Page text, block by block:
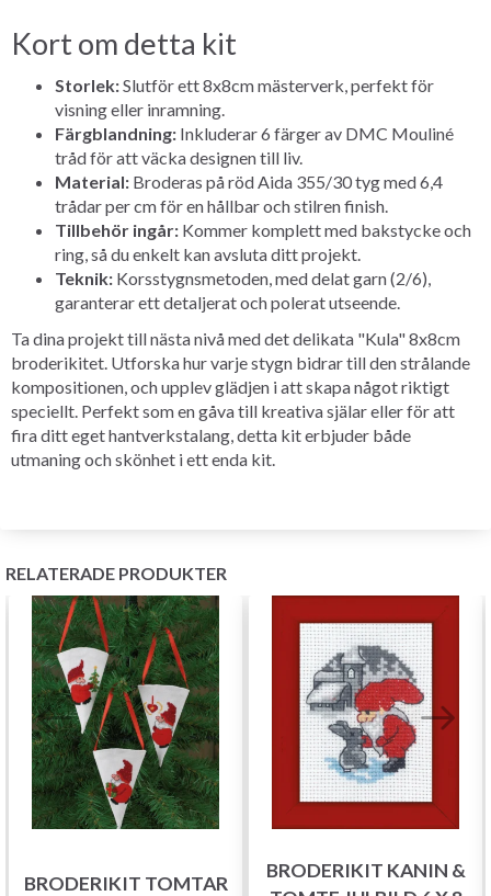
Kort om detta kit
Storlek:Slutför ett 8x8cm mästerverk, perfekt för
visning eller inramning.
Färgblandning: Inkluderar 6 färger av DMC Mouliné
tråd för att väcka designen till liv.
Material: Broderas på röd Aida 355/30 tyg med 6,4
trådar per cm för en hållbar och stilren finish.
Tillbehör ingår: Kommer komplett med bakstycke och
ring, så du enkelt kan avsluta ditt projekt.
Teknik: Korsstygnsmetoden, med delat garn (2/6),
garanterar ett detaljerat och polerat utseende.
Ta dina projekt till nästa nivå med det delikata "Kula" 8x8cm
broderikitet. Utforska hur varje stygn bidrar till den strålande
kompositionen, och upplev glädjen i att skapa något riktigt
speciellt. Perfekt som en gåva till kreativa själar eller för att
fira ditt eget hantverkstalang, detta kit erbjuder både
utmaning och skönhet i ett enda kit.
RELATERADE PRODUKTER
BRODERIKIT TOMTAR
BRODERIKIT KANIN &